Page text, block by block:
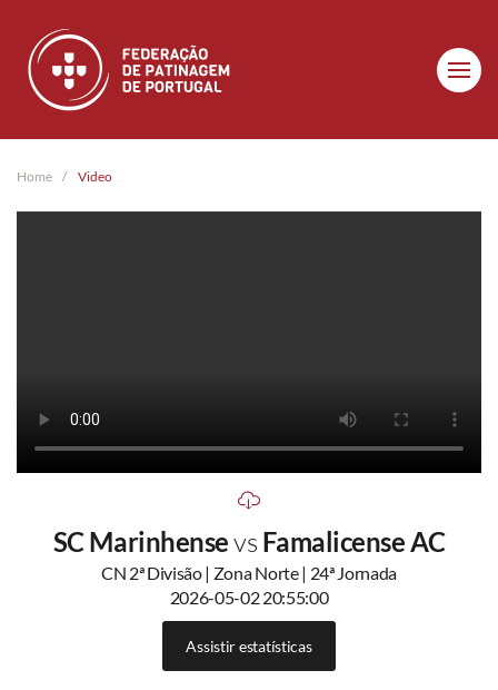
Skip to main content
Home Video
SC Marinhensevs Famalicense AC
CN 2ª Divisão | Zona Norte | 24ª Jornada
2026-05-02 20:55:00
Assistir estatísticas